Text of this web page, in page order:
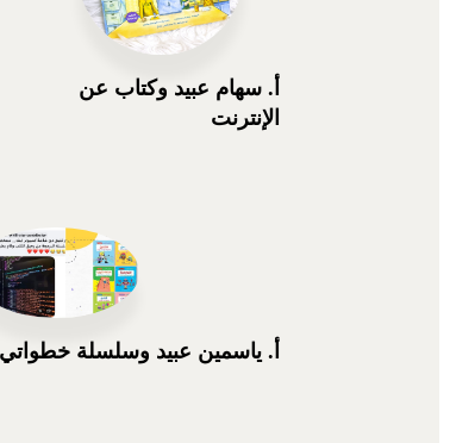
أ. سهام عبيد وكتاب عن
الإنترنت
أ. ياسمين عبيد وسلسلة